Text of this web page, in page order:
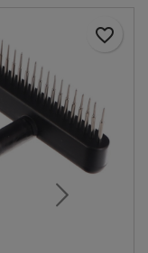
favorite_border